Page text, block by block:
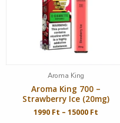
Aroma King
Aroma King 700 –
Strawberry Ice (20mg)
1990 Ft – 15000 Ft